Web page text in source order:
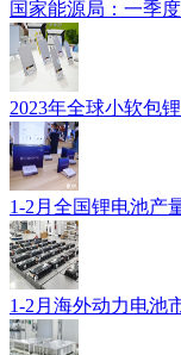
国家能源局：一季
2023年全球小软包
1-2月全国锂电池产
1-2月海外动力电池